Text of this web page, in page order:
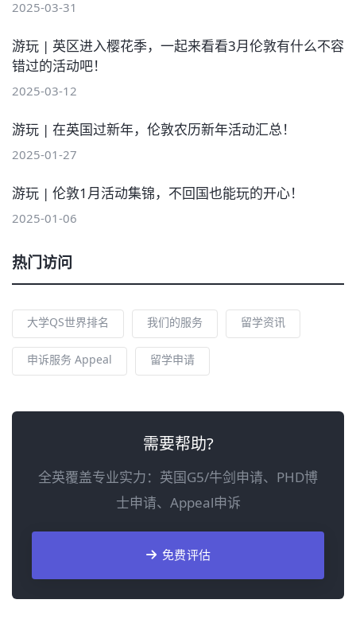
2025-03-31
游玩 | 英区进入樱花季，一起来看看3月伦敦有什么不容
错过的活动吧！
2025-03-12
游玩 | 在英国过新年，伦敦农历新年活动汇总！
2025-01-27
游玩 | 伦敦1月活动集锦，不回国也能玩的开心！
2025-01-06
热门访问
大学QS世界排名 我们的服务 留学资讯
申诉服务 Appeal 留学申请
需要帮助?
全英覆盖专业实力：英国G5/牛剑申请、PHD博
士申请、Appeal申诉
免费评估